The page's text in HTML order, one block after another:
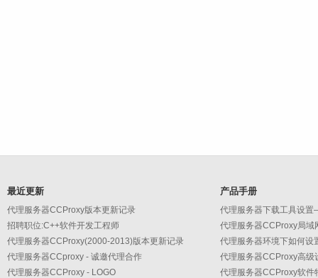
最近更新
代理服务器CCProxy版本更新记录
招聘职位:C++软件开发工程师
代理服务器CCProxy(2000-2013)版本更新记录
代理服务器CCproxy - 诚邀代理合作
代理服务器CCProxy - LOGO
产品手册
代理服务器下载工具设
代理服务器CCProxy局域
代理服务器环境下如何设
代理服务器CCProxy软